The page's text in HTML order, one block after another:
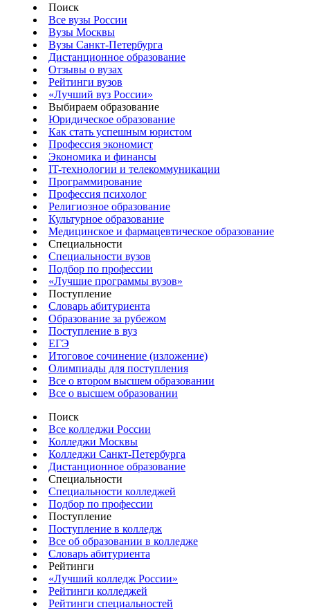
Поиск
Все вузы России
Вузы Москвы
Вузы Санкт-Петербурга
Дистанционное образование
Отзывы о вузах
Рейтинги вузов
«Лучший вуз России»
Выбираем образование
Юридическое образование
Как стать успешным юристом
Профессия экономист
Экономика и финансы
IT-технологии и телекоммуникации
Программирование
Профессия психолог
Религиозное образование
Культурное образование
Медицинское и фармацевтическое образование
Специальности
Специальности вузов
Подбор по профессии
«Лучшие программы вузов»
Поступление
Словарь абитуриента
Образование за рубежом
Поступление в вуз
ЕГЭ
Итоговое сочинение (изложение)
Олимпиады для поступления
Все о втором высшем образовании
Все о высшем образовании
Поиск
Все колледжи России
Колледжи Москвы
Колледжи Санкт-Петербурга
Дистанционное образование
Специальности
Специальности колледжей
Подбор по профессии
Поступление
Поступление в колледж
Все об образовании в колледже
Словарь абитуриента
Рейтинги
«Лучший колледж России»
Рейтинги колледжей
Рейтинги специальностей